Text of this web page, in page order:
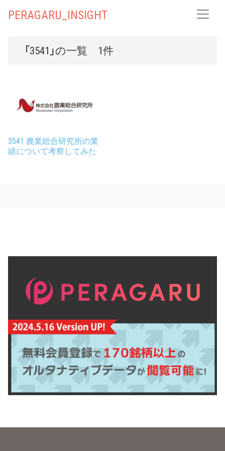
PERAGARU_INSIGHT
「3541」の一覧 1件
3541 農業総合研究所の業
績について考察してみた